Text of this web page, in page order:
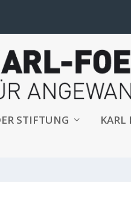
STIFTUNG KARL